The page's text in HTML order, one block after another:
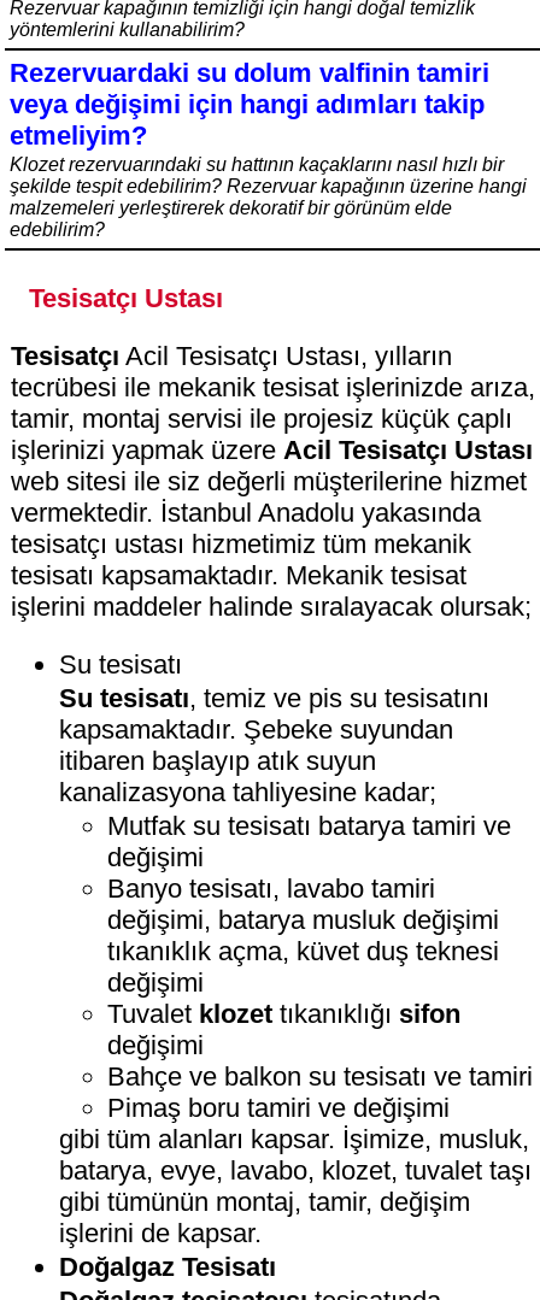
Rezervuar kapağının temizliği için hangi doğal temizlik
yöntemlerini kullanabilirim?
Rezervuardaki su dolum valfinin tamiri
veya değişimi için hangi adımları takip
etmeliyim?
Klozet rezervuarındaki su hattının kaçaklarını nasıl hızlı bir
şekilde tespit edebilirim? Rezervuar kapağının üzerine hangi
malzemeleri yerleştirerek dekoratif bir görünüm elde
edebilirim?
Tesisatçı Ustası
Tesisatçı Acil Tesisatçı Ustası, yılların
tecrübesi ile mekanik tesisat işlerinizde arıza,
tamir, montaj servisi ile projesiz küçük çaplı
işlerinizi yapmak üzere Acil Tesisatçı Ustası
web sitesi ile siz değerli müşterilerine hizmet
vermektedir. İstanbul Anadolu yakasında
tesisatçı ustası hizmetimiz tüm mekanik
tesisatı kapsamaktadır. Mekanik tesisat
işlerini maddeler halinde sıralayacak olursak;
Su tesisatı
Su tesisatı, temiz ve pis su tesisatını
kapsamaktadır. Şebeke suyundan
itibaren başlayıp atık suyun
kanalizasyona tahliyesine kadar;
Mutfak su tesisatı batarya tamiri ve
değişimi
Banyo tesisatı, lavabo tamiri
değişimi, batarya musluk değişimi
tıkanıklık açma, küvet duş teknesi
değişimi
Tuvalet klozet tıkanıklığı sifon
değişimi
Bahçe ve balkon su tesisatı ve tamiri
Pimaş boru tamiri ve değişimi
gibi tüm alanları kapsar. İşimize, musluk,
batarya, evye, lavabo, klozet, tuvalet taşı
gibi tümünün montaj, tamir, değişim
işlerini de kapsar.
Doğalgaz Tesisatı